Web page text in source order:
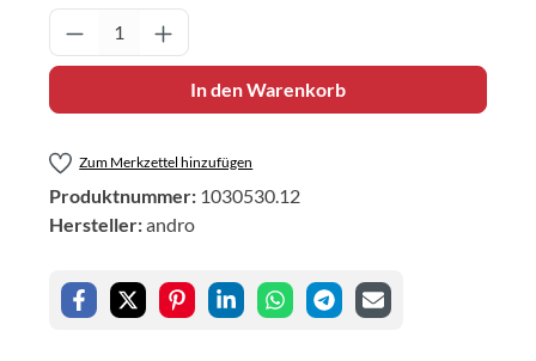
Produkt Anzahl: Gib den gewünschten
In den Warenkorb
Zum Merkzettel hinzufügen
Produktnummer: 1030530.12
Hersteller:andro